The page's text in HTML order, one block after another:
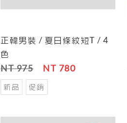
正韓男裝 / 夏日條紋短T / 4
色
NT 975 NT 780
新品 促銷